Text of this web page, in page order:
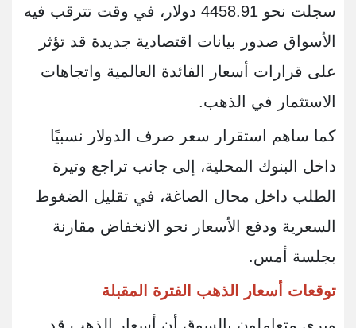
سجلت نحو 4458.91 دولار، في وقت تترقب فيه
الأسواق صدور بيانات اقتصادية جديدة قد تؤثر
على قرارات أسعار الفائدة العالمية واتجاهات
الاستثمار في الذهب.
كما ساهم استقرار سعر صرف الدولار نسبيًا
داخل البنوك المحلية، إلى جانب تراجع وتيرة
الطلب داخل محال الصاغة، في تقليل الضغوط
السعرية ودفع الأسعار نحو الانخفاض مقارنة
بجلسة أمس.
توقعات أسعار الذهب الفترة المقبلة